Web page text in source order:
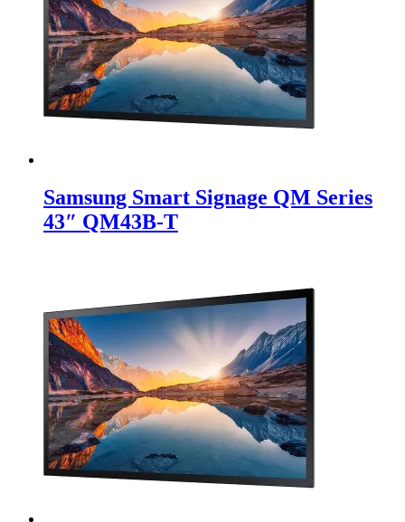
Samsung Smart Signage QM Series
43″ QM43B-T